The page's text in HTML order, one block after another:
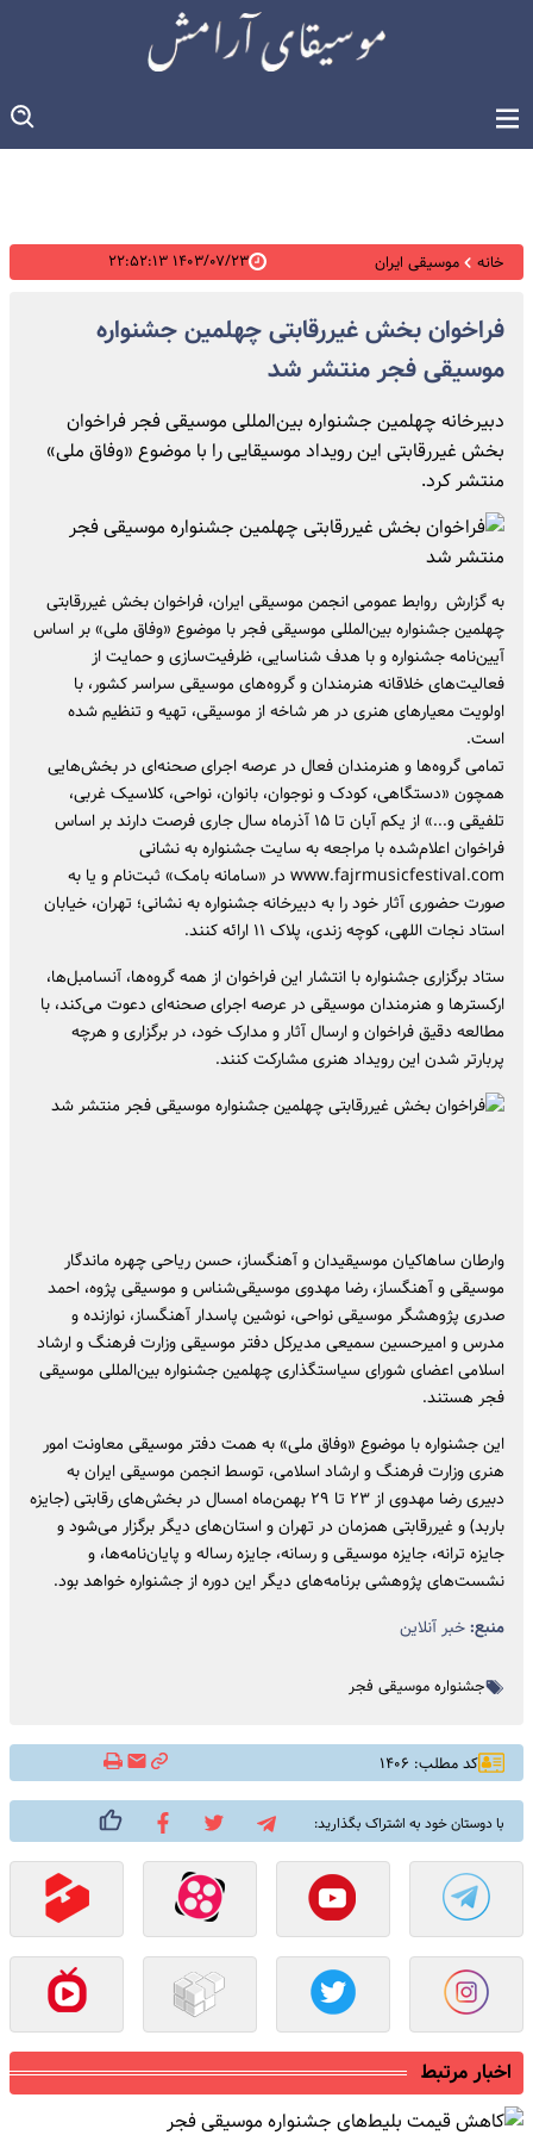
خانه موسیقی ایران ۱۴۰۳/۰۷/۲۳ ۲۲:۵۲:۱۳
فراخوان بخش غیررقابتی چهلمین جشنواره
موسیقی فجر منتشر شد
دبیرخانه چهلمین جشنواره بین‌المللی موسیقی فجر فراخوان
بخش غیررقابتی این رویداد موسیقایی را با موضوع «وفاق ملی»
منتشر کرد.
به گزارش روابط عمومی انجمن موسیقی ایران، فراخوان بخش غیررقابتی
چهلمین جشنواره بین‌المللی موسیقی فجر با موضوع «وفاق ملی» بر اساس
آیین‌نامه جشنواره و با هدف شناسایی، ظرفیت‌سازی و حمایت از
فعالیت‌های خلاقانه هنرمندان و گروه‌های موسیقی سراسر کشور، با
اولویت معیارهای هنری در هر شاخه از موسیقی، تهیه و تنظیم شده
است.
تمامی گروه‌ها و هنرمندان فعال در عرصه اجرای صحنه‌ای در بخش‌هایی
همچون «دستگاهی، کودک و نوجوان، بانوان، نواحی، کلاسیک غربی،
تلفیقی و...» از یکم آبان تا ۱۵ آذرماه سال جاری فرصت دارند بر اساس
فراخوان اعلام‌شده با مراجعه به سایت جشنواره به نشانی
www.fajrmusicfestival.com در «سامانه بامک» ثبت‌نام و یا به‌
صورت حضوری آثار خود را به دبیرخانه جشنواره به نشانی؛ تهران، خیابان
استاد نجات اللهی، کوچه زندی، پلاک ۱۱ ارائه کنند.
ستاد برگزاری جشنواره با انتشار این فراخوان از همه گروه‌ها، آنسامبل‌ها،
ارکسترها و هنرمندان موسیقی در عرصه اجرای صحنه‌ای دعوت می‌کند، با
مطالعه دقیق فراخوان و ارسال آثار و مدارک خود، در برگزاری و هرچه
پربارتر شدن این رویداد هنری مشارکت کنند.
وارطان ساهاکیان موسیقیدان و آهنگساز، حسن ریاحی چهره ماندگار
موسیقی و آهنگساز، رضا مهدوی موسیقی‌شناس و موسیقی پژوه، احمد
صدری پژوهشگر موسیقی نواحی، نوشین پاسدار آهنگساز، نوازنده و
مدرس و امیرحسین سمیعی مدیرکل دفتر موسیقی وزارت فرهنگ و ارشاد
اسلامی اعضای شورای سیاستگذاری چهلمین جشنواره بین‌المللی موسیقی
فجر هستند.
این جشنواره با موضوع «وفاق ملی» به همت دفتر موسیقی معاونت امور
هنری وزارت فرهنگ و ارشاد اسلامی، توسط انجمن موسیقی ایران به
دبیری رضا مهدوی از ۲۳ تا ۲۹ بهمن‌ماه امسال در بخش‌های رقابتی (جایزه
باربد) و غیررقابتی همزمان در تهران و استان‌های دیگر برگزار می‌شود و
جایزه ترانه، ‌جایزه موسیقی و رسانه، جایزه رساله و پایان‌نامه‌ها، و
نشست‌های پژوهشی برنامه‌های دیگر این دوره از جشنواره خواهد بود.
منبع:خبر آنلاین
جشنواره موسیقی فجر
کد مطلب: ۱۴۰۶
با دوستان خود به اشتراک بگذارید:
اخبار مرتبط